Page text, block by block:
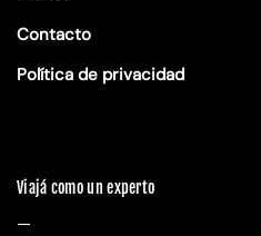
Contacto
Política de privacidad
Viajá como un experto
—